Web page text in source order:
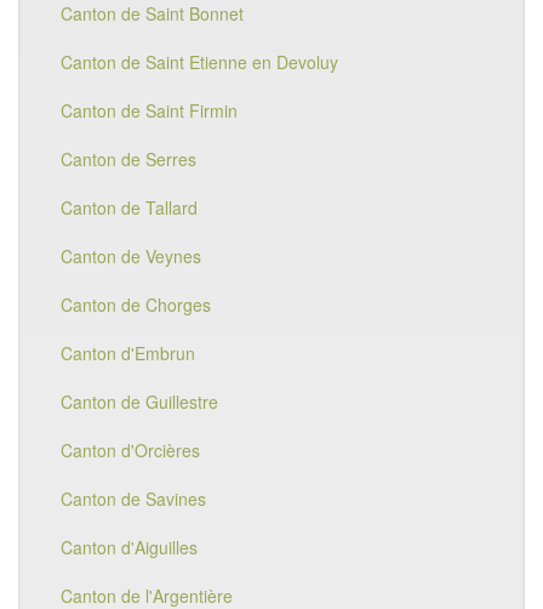
Canton de Saint Bonnet
Canton de Saint Etienne en Devoluy
Canton de Saint Firmin
Canton de Serres
Canton de Tallard
Canton de Veynes
Canton de Chorges
Canton d'Embrun
Canton de Guillestre
Canton d'Orcières
Canton de Savines
Canton d'Aiguilles
Canton de l'Argentière